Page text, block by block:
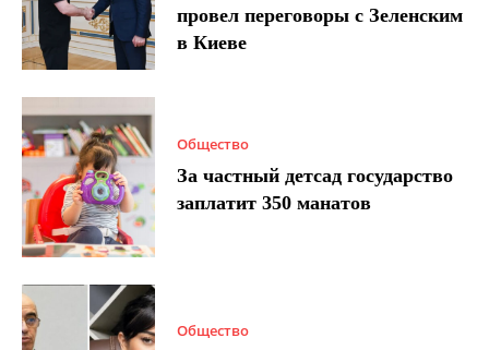
провел переговоры с Зеленским
в Киеве
Общество
За частный детсад государство
заплатит 350 манатов
Общество